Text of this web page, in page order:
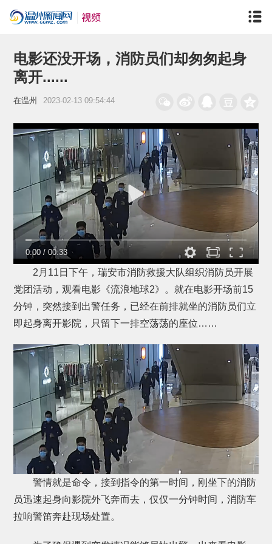
电影还没开场，消防员们却匆匆起身
离开......
在温州 2023-02-13 09:54:44
0:00 /00:33
2月11日下午，瑞安市消防救援大队组织消防员开展
党团活动，观看电影《流浪地球2》。就在电影开场前15
分钟，突然接到出警任务，已经在前排就坐的消防员们立
即起身离开影院，只留下一排空荡荡的座位……
警情就是命令，接到指令的第一时间，刚坐下的消防
员迅速起身向影院外飞奔而去，仅仅一分钟时间，消防车
拉响警笛奔赴现场处置。